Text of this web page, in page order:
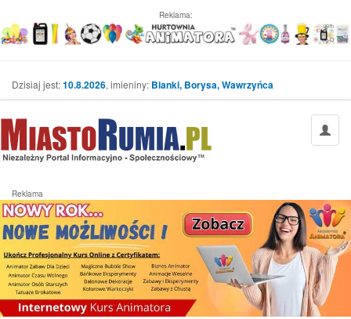
Reklama:
Dzisiaj jest:10.8.2026, imieniny: Bianki, Borysa, Wawrzyńca
Reklama